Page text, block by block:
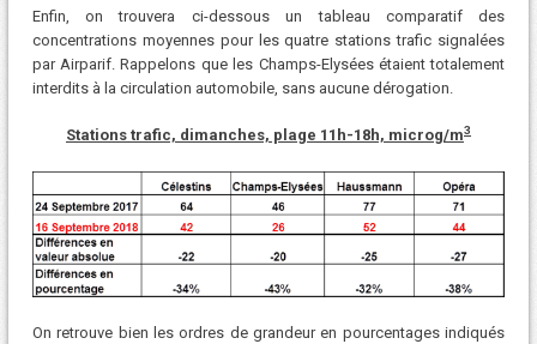
Enfin, on trouvera ci-dessous un tableau comparatif des
concentrations moyennes pour les quatre stations trafic signalées
par Airparif. Rappelons que les Champs-Elysées étaient totalement
interdits à la circulation automobile, sans aucune dérogation.
Stations trafic, dimanches, plage 11h-18h, microg/m3
On retrouve bien les ordres de grandeur en pourcentages indiqués